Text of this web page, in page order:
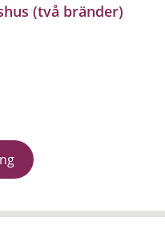
(två bränder)